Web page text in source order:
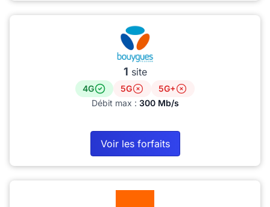
1 site
4G 5G
5G+
Débit max : 300 Mb/s
Voir les forfaits